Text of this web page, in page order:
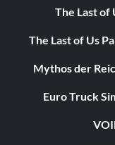
The Last of
The Last of Us
Mythos der
Euro Truck